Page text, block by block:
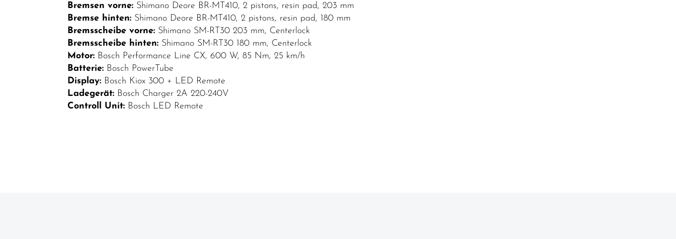
Bremsen vorne: Shimano Deore BR-MT410, 2 pistons, resin pad, 203 mm
Bremse hinten: Shimano Deore BR-MT410, 2 pistons, resin pad, 180 mm
Bremsscheibe vorne: Shimano SM-RT30 203 mm, Centerlock
Bremsscheibe hinten: Shimano SM-RT30 180 mm, Centerlock
Motor: Bosch Performance Line CX, 600 W, 85 Nm, 25 km/h
Batterie: Bosch PowerTube
Display: Bosch Kiox 300 + LED Remote
Ladegerät: Bosch Charger 2A 220-240V
Controll Unit: Bosch LED Remote